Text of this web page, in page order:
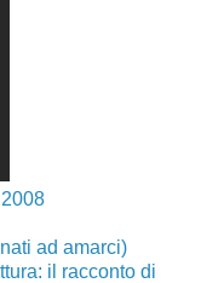
ad amarci)
il racconto di